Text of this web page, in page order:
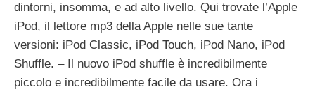
dintorni, insomma, e ad alto livello. Qui trovate l’Apple
iPod, il lettore mp3 della Apple nelle sue tante
versioni: iPod Classic, iPod Touch, iPod Nano, iPod
Shuffle. – Il nuovo iPod shuffle è incredibilmente
piccolo e incredibilmente facile da usare. Ora i